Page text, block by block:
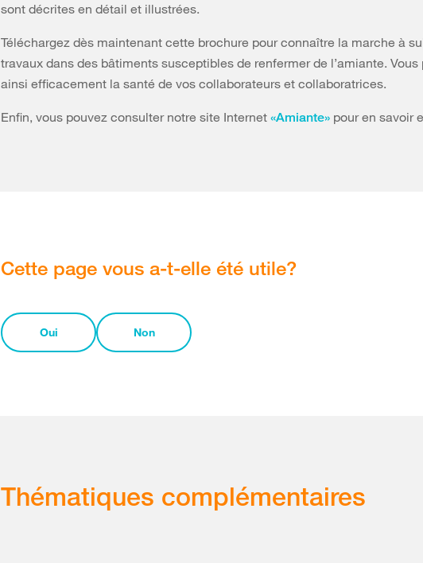
sont décrites en détail et illustrées.
Téléchargez dès maintenant cette brochure pour connaître la marche à
travaux dans des bâtiments susceptibles de renfermer de l’amiante. Vous
ainsi efficacement la santé de vos collaborateurs et collaboratrices.
Enfin, vous pouvez consulter notre site Internet «Amiante» pour en savoir
Cette page vous a-t-elle été utile?
Oui Non
Thématiques complémentaires